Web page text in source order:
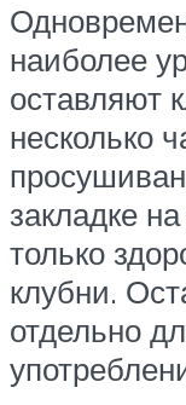
наиболее
оставляют
несколько
закладке
только
клубни.
отдельно